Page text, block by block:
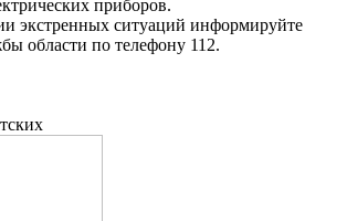
приборов.
экстренных ситуаций информируйте
области по телефону 112.